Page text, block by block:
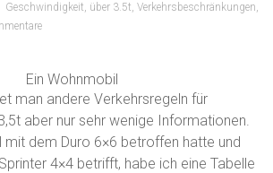
Geschwindigkeit, über 3.5t,Verkehrsbeschränkungen,
Ein Wohnmobil
man andere Verkehrsregeln für
aber nur sehr wenige Informationen.
mit dem Duro 6×6 betroffen hatte und
4×4 betrifft, habe ich eine Tabelle